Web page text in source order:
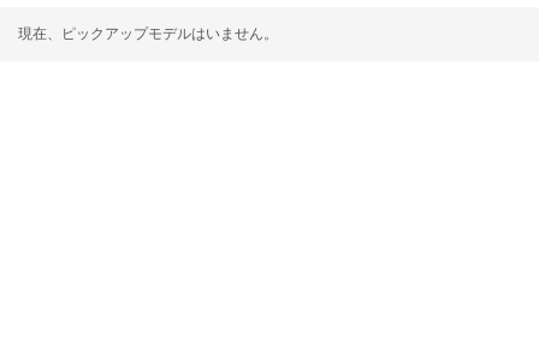
現在、ピックアップモデルはいません。